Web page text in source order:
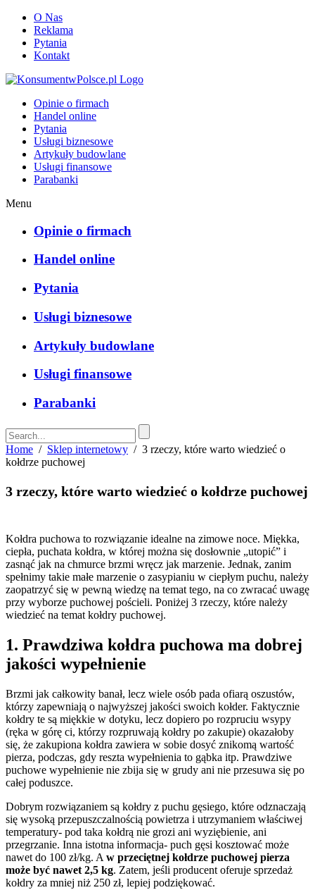
O Nas
Reklama
Pytania
Kontakt
Opinie o firmach
Handel online
Pytania
Usługi biznesowe
Artykuły budowlane
Usługi finansowe
Parabanki
Menu
Opinie o firmach
Handel online
Pytania
Usługi biznesowe
Artykuły budowlane
Usługi finansowe
Parabanki
Home / Sklep internetowy / 3 rzeczy, które warto wiedzieć o
kołdrze puchowej
3 rzeczy, które warto wiedzieć o kołdrze puchowej
Kołdra puchowa to rozwiązanie idealne na zimowe noce. Miękka,
ciepła, puchata kołdra, w której można się dosłownie „utopić” i
zasnąć jak na chmurce brzmi wręcz jak marzenie. Jednak, zanim
spełnimy takie małe marzenie o zasypianiu w ciepłym puchu, należy
zaopatrzyć się w pewną wiedzę na temat tego, na co zwracać uwagę
przy wyborze puchowej pościeli. Poniżej 3 rzeczy, które należy
wiedzieć na temat kołdry puchowej.
1. Prawdziwa kołdra puchowa ma dobrej
jakości wypełnienie
Brzmi jak całkowity banał, lecz wiele osób pada ofiarą oszustów,
którzy zapewniają o najwyższej jakości swoich kołder. Faktycznie
kołdry te są miękkie w dotyku, lecz dopiero po rozpruciu wsypy
(ręka w górę ci, którzy rozpruwają kołdry po zakupie) okazałoby
się, że zakupiona kołdra zawiera w sobie dosyć znikomą wartość
pierza, podczas, gdy reszta wypełnienia to gąbka itp. Prawdziwe
puchowe wypełnienie nie zbija się w grudy ani nie przesuwa się po
całej poduszce.
Dobrym rozwiązaniem są kołdry z puchu gęsiego, które odznaczają
się wysoką przepuszczalnością powietrza i utrzymaniem właściwej
temperatury- pod taka kołdrą nie grozi ani wyziębienie, ani
przegrzanie. Inna istotna informacja- puch gęsi kosztować może
nawet do 100 zł/kg. A w przeciętnej kołdrze puchowej pierza
może być nawet 2,5 kg. Zatem, jeśli producent oferuje sprzedaż
kołdry za mniej niż 250 zł, lepiej podziękować.